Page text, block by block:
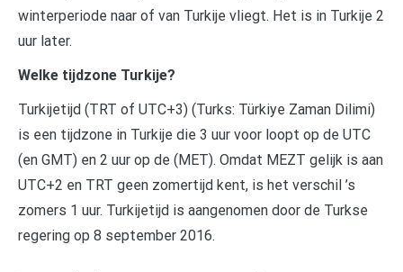
winterperiode naar of van Turkije vliegt. Het is in Turkije 2
uur later.
Welke tijdzone Turkije?
Turkijetijd (TRT of UTC+3) (Turks: Türkiye Zaman Dilimi)
is een tijdzone in Turkije die 3 uur voor loopt op de UTC
(en GMT) en 2 uur op de (MET). Omdat MEZT gelijk is aan
UTC+2 en TRT geen zomertijd kent, is het verschil ’s
zomers 1 uur. Turkijetijd is aangenomen door de Turkse
regering op 8 september 2016.